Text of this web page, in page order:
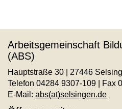
Arbeitsgemeinschaft
(ABS)
Hauptstraße 30 | 27446
Telefon 04284 9307-109 | Fax
E-Mail: abs(at)selsingen.de